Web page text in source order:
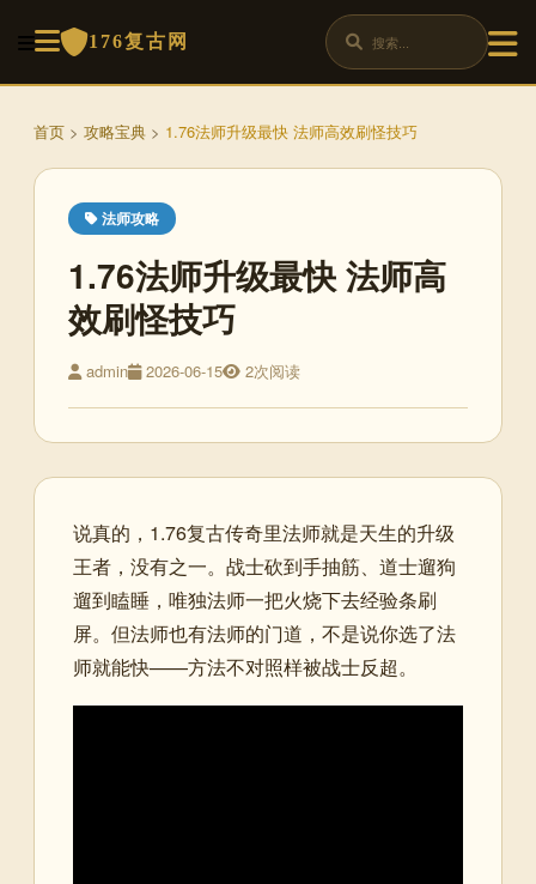
176复古网
首页 > 攻略宝典 > 1.76法师升级最快 法师高效刷怪技巧
法师攻略
1.76法师升级最快 法师高
效刷怪技巧
admin 2026-06-15 2次阅读
说真的，1.76复古传奇里法师就是天生的升级
王者，没有之一。战士砍到手抽筋、道士遛狗
遛到瞌睡，唯独法师一把火烧下去经验条刷
屏。但法师也有法师的门道，不是说你选了法
师就能快——方法不对照样被战士反超。